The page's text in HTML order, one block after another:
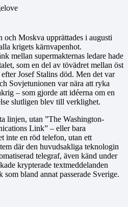
Moskva upprättades i augusti
krigets kärnvapenhot.
mellan supermakternas ledare hade
som en del av tövädret mellan öst
Josef Stalins död. Men det var
Sovjetunionen var nära att ryka
– som gjorde att idéerna om en
slutligen blev till verklighet.
linjen, utan ”The Washington-
Link” – eller bara
inte en röd telefon, utan ett
där den huvudsakliga teknologin
telegraf, även känd under
krypterade textmeddelanden
bland annat passerade Sverige.